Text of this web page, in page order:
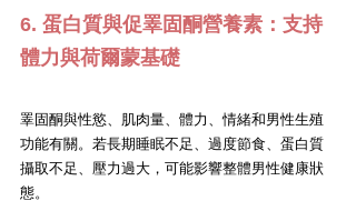
6. 蛋白質與促睪固酮營養素：支持
體力與荷爾蒙基礎
睪固酮與性慾、肌肉量、體力、情緒和男性生殖
功能有關。若長期睡眠不足、過度節食、蛋白質
攝取不足、壓力過大，可能影響整體男性健康狀
態。